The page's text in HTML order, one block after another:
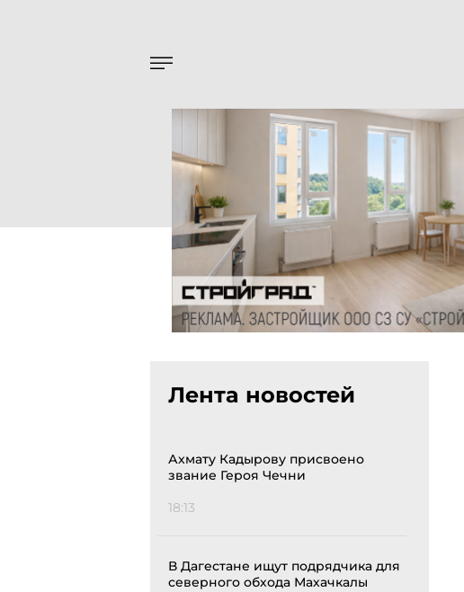
Лента новостей
Ахмату Кадырову присвоено
звание Героя Чечни
18:13
В Дагестане ищут подрядчика для
северного обхода Махачкалы